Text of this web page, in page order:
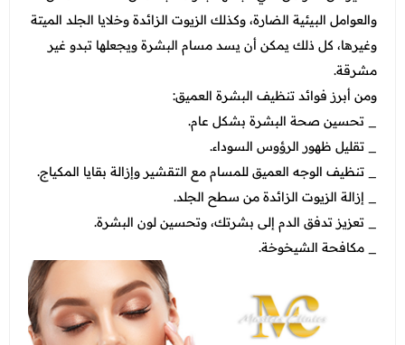
والعوامل البيئية الضارة، وكذلك الزيوت الزائدة وخلايا الجلد الميتة
وغيرها، كل ذلك يمكن أن يسد مسام البشرة ويجعلها تبدو غير
مشرقة.
ومن أبرز فوائد تنظيف البشرة العميق:
_ تحسين صحة البشرة بشكل عام.
_ تقليل ظهور الرؤوس السوداء.
_ تنظيف الوجه العميق للمسام مع التقشير وإزالة بقايا المكياج.
_ إزالة الزيوت الزائدة من سطح الجلد.
_ تعزيز تدفق الدم إلى بشرتك، وتحسين لون البشرة.
_ مكافحة الشيخوخة.